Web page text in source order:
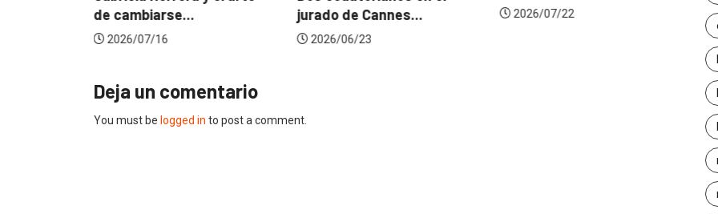
de cambiarse...
2026/07/16
jurado de Cannes...
2026/06/23
2026/07/22
Deja un comentario
You must be logged in to post a comment.